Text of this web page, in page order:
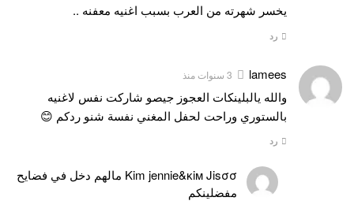
يخسر شهرته من العرب بسبب اغنيه معفنه ..
رد
lamees 3 سنوات منذ
والله يالبلينكات العجوز جيصو شاركت نفس لاغنيه
بالستوري وراحت لحفل المغني نفسة شنو ردكم 😊
رد
Kim jennie&ĸiм Jisσσ مالهم دخل في فضايح
مفضلينكم